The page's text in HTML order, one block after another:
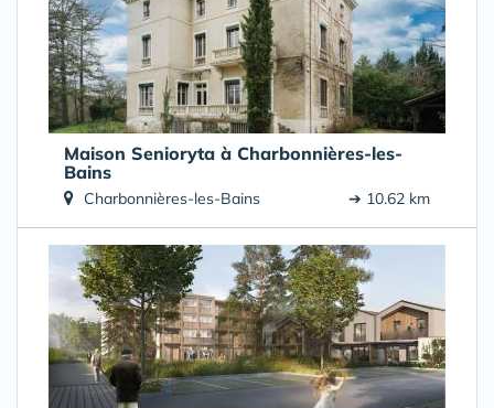
Maison Senioryta à Charbonnières-les-
Bains
Charbonnières-les-Bains ➔ 10.62 km